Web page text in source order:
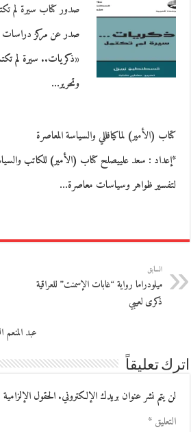
صدور كتاب سيرة لم
صدر عن مركز دراسات
«ذكريات.. سيرة لم
وتحرير…
كتاب (الأمير) لماكيافللي والسياسة المعاصرة
*إعداد : سعد علييصلح كتاب (الأمير) للكاتب
لتفسير ظواهر وسياسات معاصرة…
السابق
ميلودراما رواية “غابات الإسمنت” للعراقية
ذكرى لعيبي
عبد
اترك تعليقاً
لن يتم نشر عنوان بريدك الإلكتروني.الحقول
التعليق*